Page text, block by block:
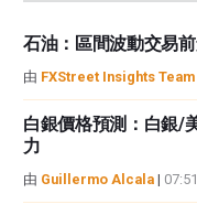
石油：區間波動交易
由 FXStreet Insights Team
白銀價格預測：白銀/
力
由 Guillermo Alcala |